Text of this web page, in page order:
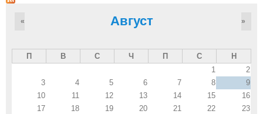
Август
« »
П В С Ч П С
Н
1
2
3
4 5 6 7 8
9
10
11 12 13 14 15
16
17
18 19 20 21 22
23